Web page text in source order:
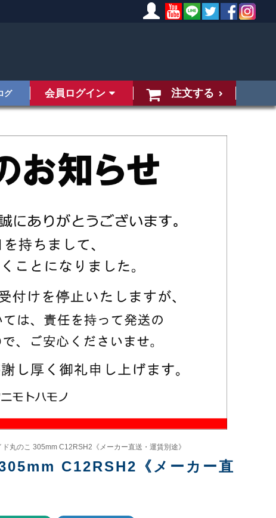
グ 会員ログイン 注文する
丸のこ 305mm C12RSH2《メーカー直送・運賃別途》
C12RSH2《メーカー直